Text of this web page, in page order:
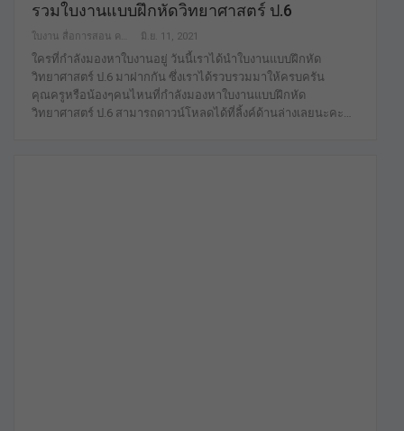
รวมใบงานแบบฝึกหัดวิทยาศาสตร์ ป.6
มิ.ย. 11, 2021
ใครที่กำลังมองหาใบงานอยู่ วันนี้เราได้นำใบงานแบบฝึกหัด
วิทยาศาสตร์ ป.6 มาฝากกัน ซึ่งเราได้รวบรวมมาให้ครบครัน
คุณครูหรือน้องๆคนไหนที่กำลังมองหาใบงานแบบฝึกหัด
วิทยาศาสตร์ ป.6 สามารถดาวน์โหลดได้ที่ลิ้งค์ด้านล่างเลยนะคะ…